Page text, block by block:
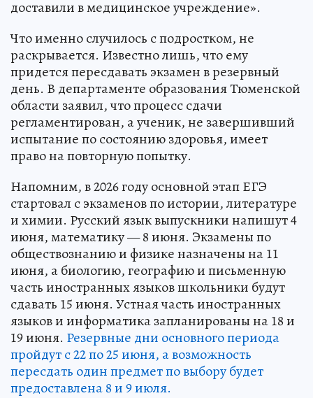
доставили в медицинское учреждение».
Что именно случилось с подростком, не
раскрывается. Известно лишь, что ему
придется пересдавать экзамен в резервный
день. В департаменте образования Тюменской
области заявил, что процесс сдачи
регламентирован, а ученик, не завершивший
испытание по состоянию здоровья, имеет
право на повторную попытку.
Напомним, в 2026 году основной этап ЕГЭ
стартовал с экзаменов по истории, литературе
и химии. Русский язык выпускники напишут 4
июня, математику — 8 июня. Экзамены по
обществознанию и физике назначены на 11
июня, а биологию, географию и письменную
часть иностранных языков школьники будут
сдавать 15 июня. Устная часть иностранных
языков и информатика запланированы на 18 и
19 июня. Резервные дни основного периода
пройдут с 22 по 25 июня, а возможность
пересдать один предмет по выбору будет
предоставлена 8 и 9 июля.